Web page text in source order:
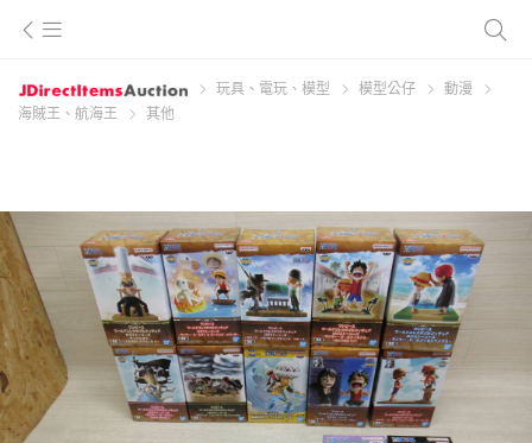
玩具、電玩、模型 模型公仔
動漫
海賊王、航海王
其他